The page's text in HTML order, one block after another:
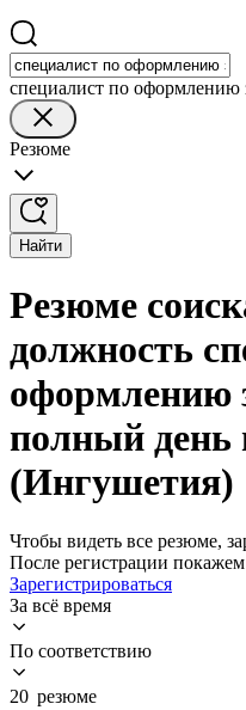
специалист по оформлению
Резюме
Найти
Резюме
должность
оформлению
полный день
(Ингушетия)
Чтобы видеть все резюме,
После регистрации
Зарегистрироваться
За всё время
По соответствию
20 резюме